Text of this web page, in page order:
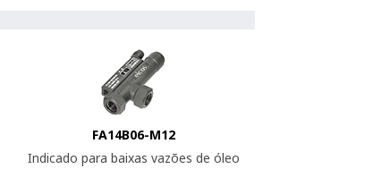
FA14B06-M12
Indicado para baixas vazões de óleo